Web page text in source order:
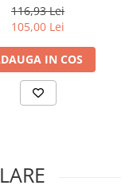
116,93 Lei
105,00 Lei
IN COS